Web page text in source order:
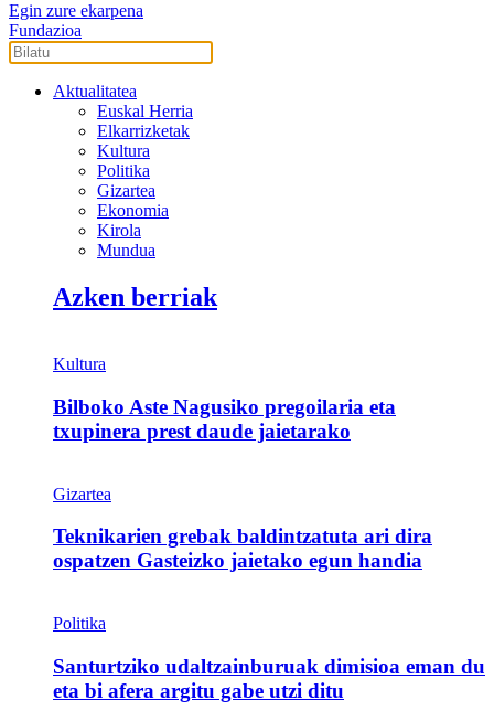
Egin zure ekarpena
Fundazioa
Aktualitatea
Euskal Herria
Elkarrizketak
Kultura
Politika
Gizartea
Ekonomia
Kirola
Mundua
Azken berriak
Kultura
Bilboko Aste Nagusiko pregoilaria eta
txupinera prest daude jaietarako
Gizartea
Teknikarien grebak baldintzatuta ari dira
ospatzen Gasteizko jaietako egun handia
Politika
Santurtziko udaltzainburuak dimisioa eman du
eta bi afera argitu gabe utzi ditu